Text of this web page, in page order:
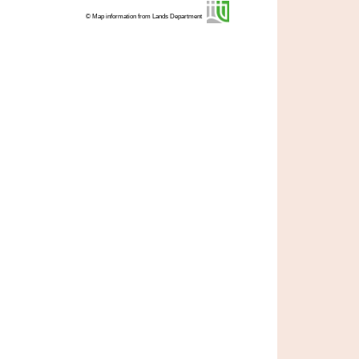
© Map information from Lands Department